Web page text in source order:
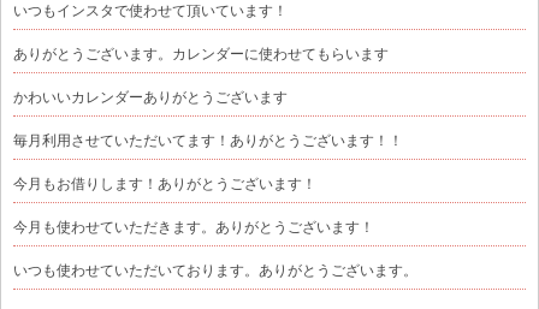
いつもインスタで使わせて頂いています！
ありがとうございます。カレンダーに使わせてもらいます
かわいいカレンダーありがとうございます
毎月利用させていただいてます！ありがとうございます！！
今月もお借りします！ありがとうございます！
今月も使わせていただきます。ありがとうございます！
いつも使わせていただいております。ありがとうございます。